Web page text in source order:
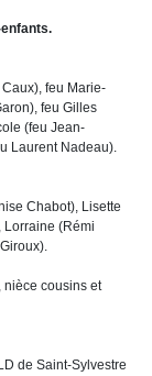
feu Marie-
feu Gilles
(feu Jean-
Laurent Nadeau).
Chabot), Lisette
Lorraine (Rémi
nièce cousins et
de Saint-Sylvestre